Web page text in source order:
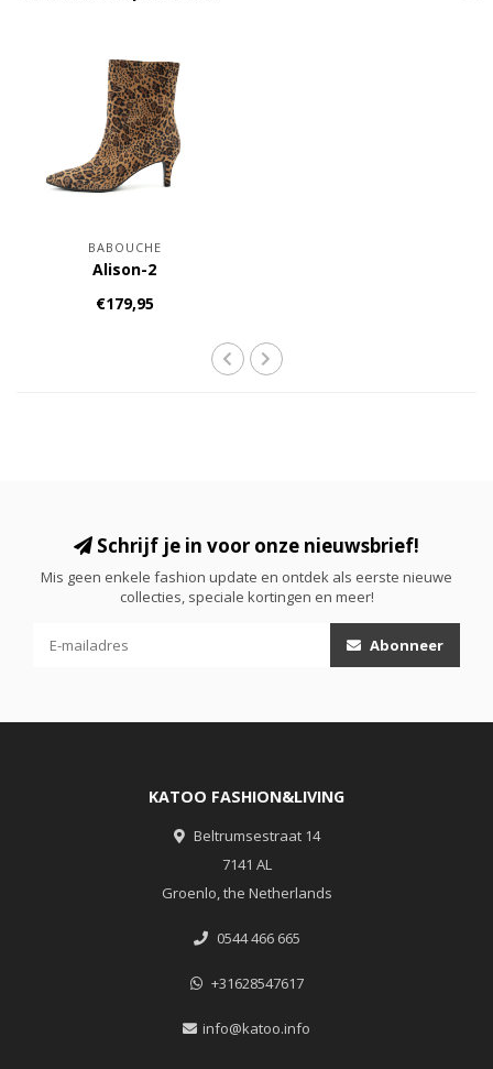
BABOUCHE
Alison-2
€179,95
Schrijf je in voor onze nieuwsbrief!
Mis geen enkele fashion update en ontdek als eerste nieuwe
collecties, speciale kortingen en meer!
Abonneer
KATOO FASHION&LIVING
Beltrumsestraat 14
7141 AL
Groenlo, the Netherlands
0544 466 665
+31628547617
info@katoo.info